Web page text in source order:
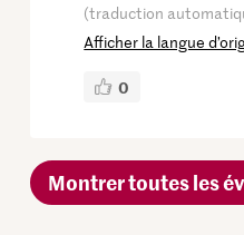
(traduction
Afficher la langue
0
Montrer toutes les